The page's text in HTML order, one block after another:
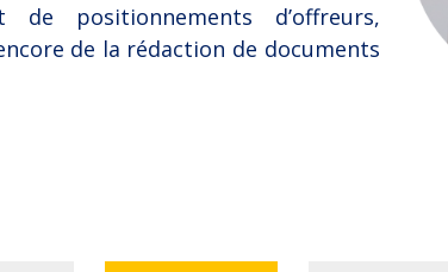
positionnements d’offreurs,
de la rédaction de documents